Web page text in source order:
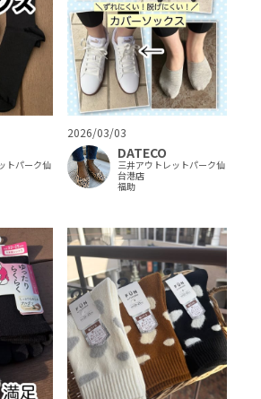
トパーク仙
2026/03/03
DATECO
三井アウトレットパーク仙
台港店
福助